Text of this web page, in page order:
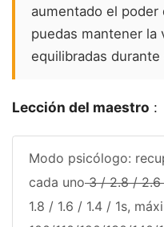
aumentado el poder
puedas mantener la
equilibradas
Lección del maestro :
Modo psicólogo:
cada uno3 / 2.8 / 2.6
1.8 / 1.6 / 1.4 / 1s,